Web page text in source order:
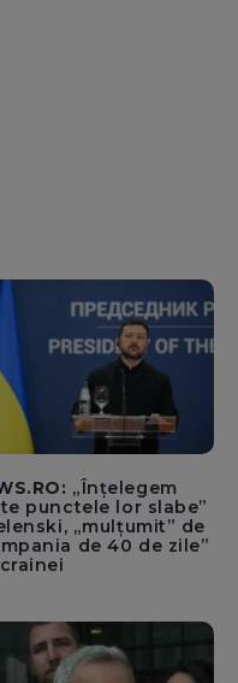
„Înțelegem
punctele lor slabe”
„mulțumit” de
de 40 de zile”